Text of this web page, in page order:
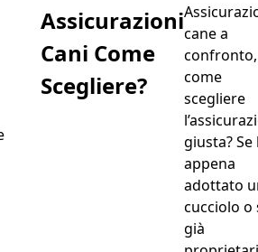
Assicurazioni
Cani Come
Scegliere?
cane a
confronto,
come
scegliere
giusta? Se
appena
adottato
cucciolo o
già